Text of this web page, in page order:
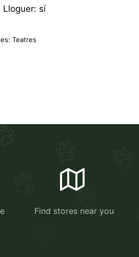
Lloguer: sí
Teatres
Find stores near you